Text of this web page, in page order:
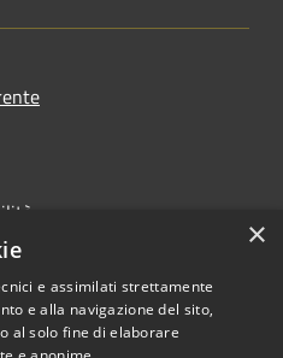
Copyright © 2026 • Comune di
×
e assimilati strettamente
e alla navigazione del sito,
al solo fine di elaborare